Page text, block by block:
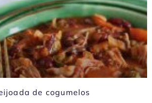
de cogumelos